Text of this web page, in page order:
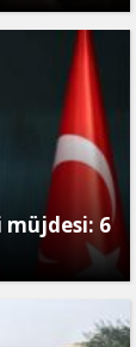
müjdesi: 6